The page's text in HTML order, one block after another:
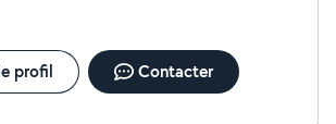
profil Contacter